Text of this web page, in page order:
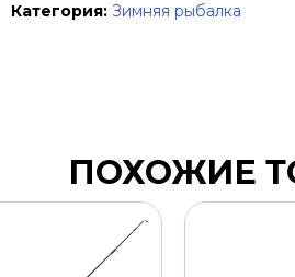
Категория: Зимняя рыбалка
ПОХОЖИЕ